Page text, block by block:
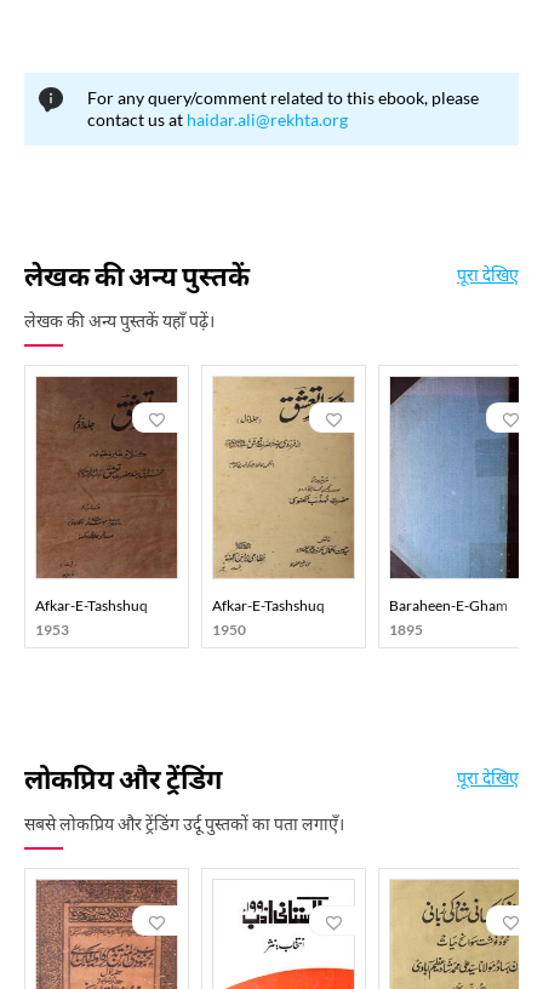
For any query/comment related to this ebook, please
contact us at haidar.ali@rekhta.org
लेखक की अन्य पुस्तकें
लेखक की अन्य पुस्तकें यहाँ पढ़ें।
पूरा देखिए
Afkar-E-Tashshuq
1953
Afkar-E-Tashshuq
1950
Baraheen-E-Gham
1895
लोकप्रिय और ट्रेंडिंग
सबसे लोकप्रिय और ट्रेंडिंग उर्दू पुस्तकों का पता लगाएँ।
पूरा देखिए